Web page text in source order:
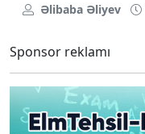
Əlibaba Əliyev
Sponsor reklamı